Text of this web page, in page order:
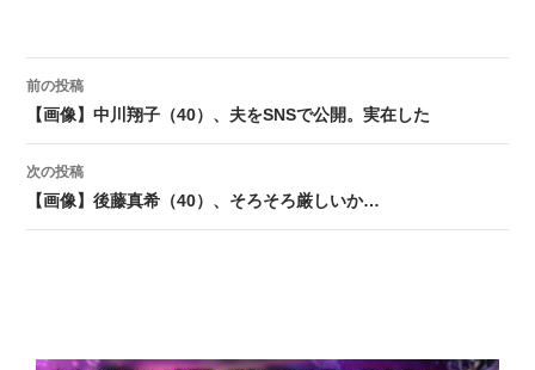
投稿ナビゲーション
前の投稿
【画像】中川翔子（40）、夫をSNSで公開。実在した
次の投稿
【画像】後藤真希（40）、そろそろ厳しいか…